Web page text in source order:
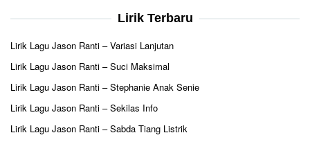
Lirik Terbaru
Lirik Lagu Jason Ranti – Variasi Lanjutan
Lirik Lagu Jason Ranti – Suci Maksimal
Lirik Lagu Jason Ranti – Stephanie Anak Senie
Lirik Lagu Jason Ranti – Sekilas Info
Lirik Lagu Jason Ranti – Sabda Tiang Listrik